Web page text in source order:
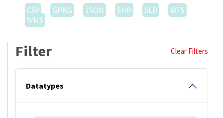
CSV
GPKG JSON SHP SLD
WFS
WMS
Filter Clear Filters
Datatypes